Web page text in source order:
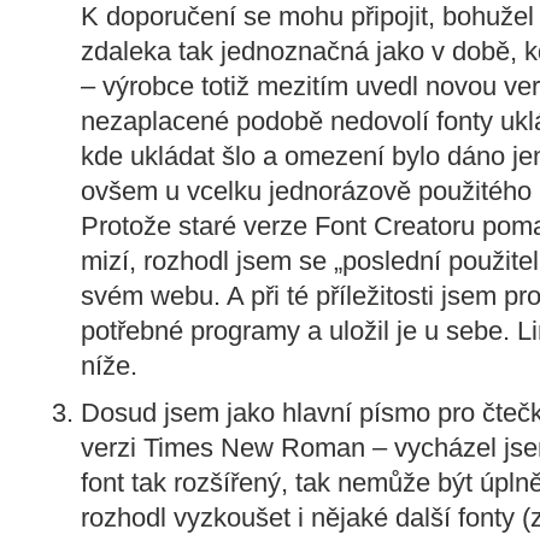
K doporučení se mohu připojit,
zdaleka tak jednoznačná jako v době,
– výrobce totiž mezitím uvedl novou
nezaplacené podobě nedovolí fonty
kde ukládat šlo a omezení bylo dáno
ovšem u vcelku jednorázově
Protože staré verze Font Creatoru
mizí, rozhodl jsem se „poslední
svém webu. A při té příležitosti jsem
potřebné programy a uložil je u sebe.
níže.
Dosud jsem jako hlavní písmo pro
verzi Times New Roman – vycházel
font tak rozšířený, tak nemůže být
rozhodl vyzkoušet i nějaké další fonty